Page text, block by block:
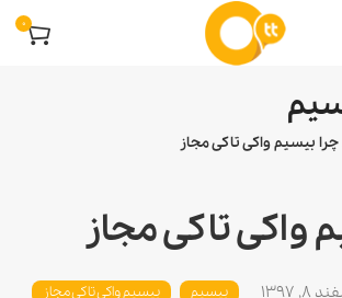
0
چرا بیسیم واکی تاکی مجاز
واکی تاکی مجاز
8, 1397 بیسیم بیسیم واکی تاکی مجاز